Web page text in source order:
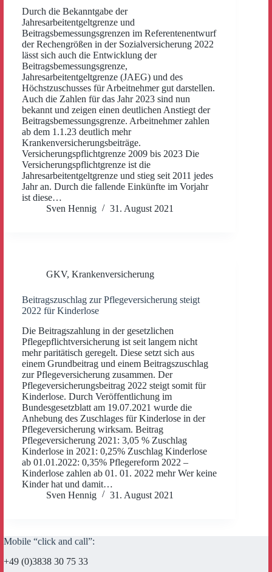
Durch die Bekanntgabe der
Jahresarbeitentgeltgrenze und
Beitragsbemessungsgrenzen im Referentenentwurf
der Rechengrößen in der Sozialversicherung 2022
lässt sich auch die Entwicklung der
Beitragsbemessungsgrenze,
Jahresarbeitentgeltgrenze (JAEG) und des
Höchstzuschusses für Arbeitnehmer gut darstellen.
Auch die Zahlen für das Jahr 2023 sind nun
bekannt und zeigen einen deutlichen Anstiegt der
Beitragsbemessungsgrenze. Arbeitnehmer zahlen
ab dem 1.1.23 deutlich mehr
Krankenversicherungsbeiträge.
Versicherungspflichtgrenze 2009 bis 2023 Die
Versicherungspflichtgrenze ist die
Jahresarbeitentgeltgrenze und stieg seit 2011 jedes
Jahr an. Durch die fallende Einkünfte im Vorjahr
ist diese…
Sven Hennig
31. August 2021
GKV, Krankenversicherung
Beitragszuschlag zur Pflegeversicherung steigt
2022 für Kinderlose
Die Beitragszahlung in der gesetzlichen
Pflegepflichtversicherung ist seit langem nicht
mehr paritätisch geregelt. Diese setzt sich aus
einem Grundbeitrag und einem Beitragszuschlag
zur Pflegeversicherung zusammen. Der
Pflegeversicherungsbeitrag 2022 steigt somit für
Kinderlose. Durch Veröffentlichung im
Bundesgesetzblatt am 19.07.2021 wurde die
Anhebung des Zuschlages für Kinderlose in der
Pflegeversicherung wirksam. Beitrag
Pflegeversicherung 2021: 3,05 % Zuschlag
Kinderlose in 2021: 0,25% Zuschlag Kinderlose
ab 01.01.2022: 0,35% Pflegereform 2022 –
Kinderlose zahlen ab 01. 01. 2022 mehr Wer keine
Kinder hat und damit…
Sven Hennig
31. August 2021
Mobile “click and call”:
+49 (0)3838 30 75 33